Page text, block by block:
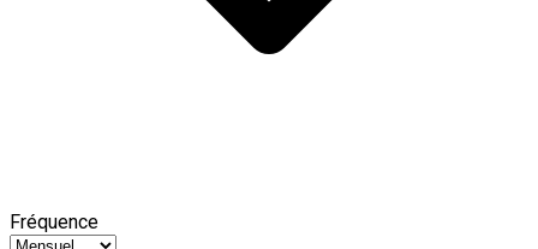
Fréquence